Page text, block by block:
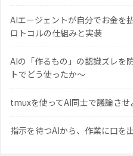
AIエージェントが自分でお金
ロトコルの仕組みと実装
AIの「作るもの」の認識ズレを
トでどう使ったか〜
tmuxを使ってAI同士で議論させ
指示を待つAIから、作業に口を